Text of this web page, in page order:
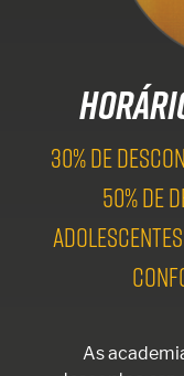
30% DE
50% DE
As